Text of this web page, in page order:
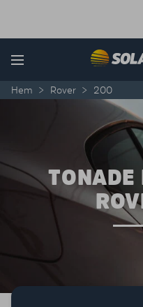
Menu
Hem > Rover > 200